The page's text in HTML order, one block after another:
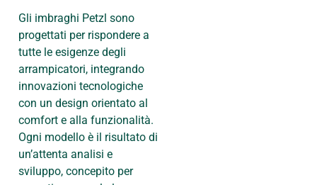
Gli imbraghi Petzl sono
progettati per rispondere a
tutte le esigenze degli
arrampicatori, integrando
innovazioni tecnologiche
con un design orientato al
comfort e alla funzionalità.
Ogni modello è il risultato di
un’attenta analisi e
sviluppo, concepito per